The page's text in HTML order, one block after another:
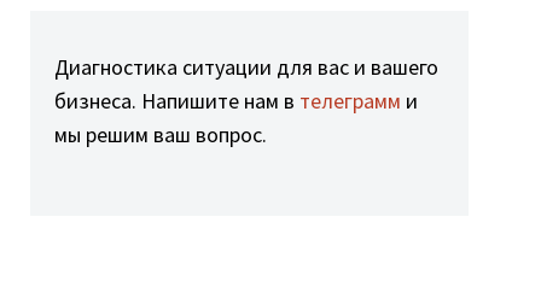
Диагностика ситуации для вас и вашего
бизнеса. Напишите нам в телеграмм и
мы решим ваш вопрос.